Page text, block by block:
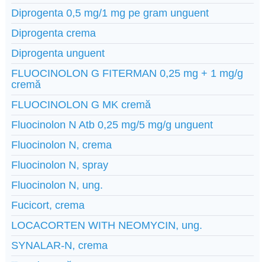
Diprogenta 0,5 mg/1 mg pe gram unguent
Diprogenta crema
Diprogenta unguent
FLUOCINOLON G FITERMAN 0,25 mg + 1 mg/g
cremă
FLUOCINOLON G MK cremă
Fluocinolon N Atb 0,25 mg/5 mg/g unguent
Fluocinolon N, crema
Fluocinolon N, spray
Fluocinolon N, ung.
Fucicort, crema
LOCACORTEN WITH NEOMYCIN, ung.
SYNALAR-N, crema